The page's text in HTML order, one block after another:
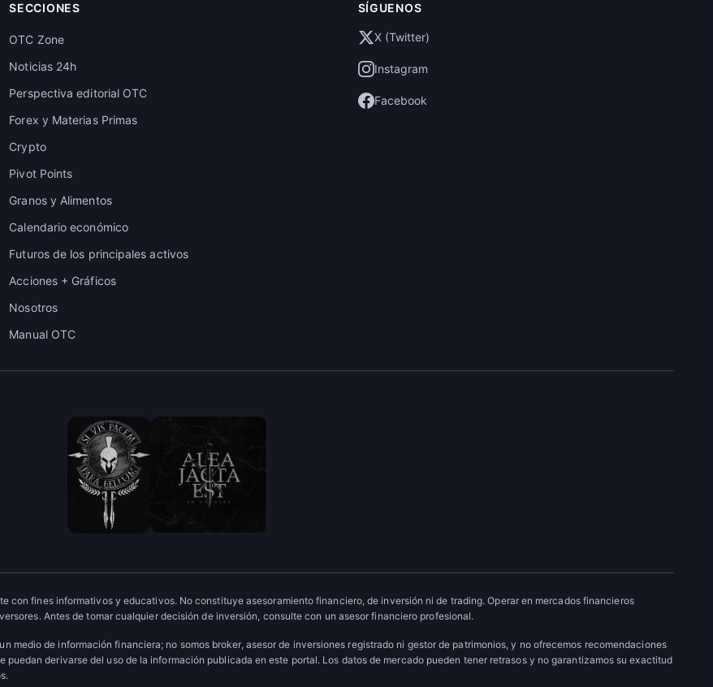
SECCIONES
OTC Zone
Noticias 24h
Perspectiva editorial OTC
Forex y Materias Primas
Crypto
Pivot Points
Granos y Alimentos
Calendario económico
Futuros de los principales activos
Acciones + Gráficos
Nosotros
Manual OTC
SÍGUENOS
X (Twitter)
Instagram
Facebook
con fines informativos y educativos. No constituye asesoramiento financiero, de inversión ni de trading. Operar en mercados financieros
Antes de tomar cualquier decisión de inversión, consulte con un asesor financiero profesional.
medio de información financiera; no somos broker, asesor de inversiones registrado ni gestor de patrimonios, y no ofrecemos recomendaciones
puedan derivarse del uso de la información publicada en este portal. Los datos de mercado pueden tener retrasos y no garantizamos su exactitud